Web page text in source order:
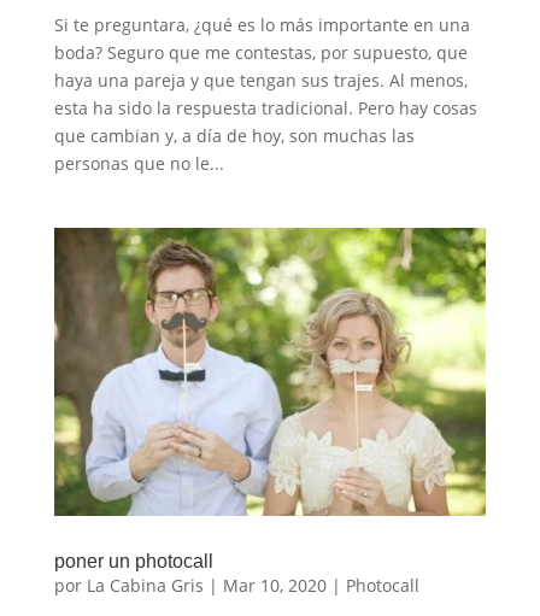
Si te preguntara, ¿qué es lo más importante en una
boda? Seguro que me contestas, por supuesto, que
haya una pareja y que tengan sus trajes. Al menos,
esta ha sido la respuesta tradicional. Pero hay cosas
que cambian y, a día de hoy, son muchas las
personas que no le...
poner un photocall
por La Cabina Gris | Mar 10, 2020| Photocall